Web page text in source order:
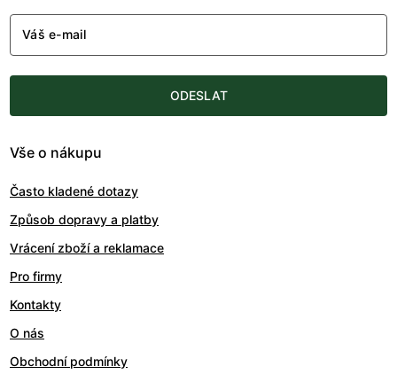
Váš e-mail
ODESLAT
Vše o nákupu
Často kladené dotazy
Způsob dopravy a platby
Vrácení zboží a reklamace
Pro firmy
Kontakty
O nás
Obchodní podmínky